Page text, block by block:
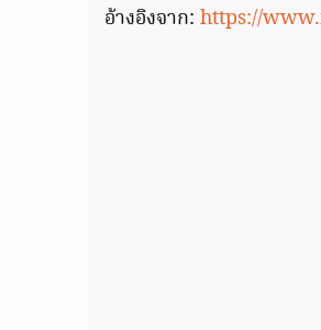
อ้างอิงจาก: https://ww